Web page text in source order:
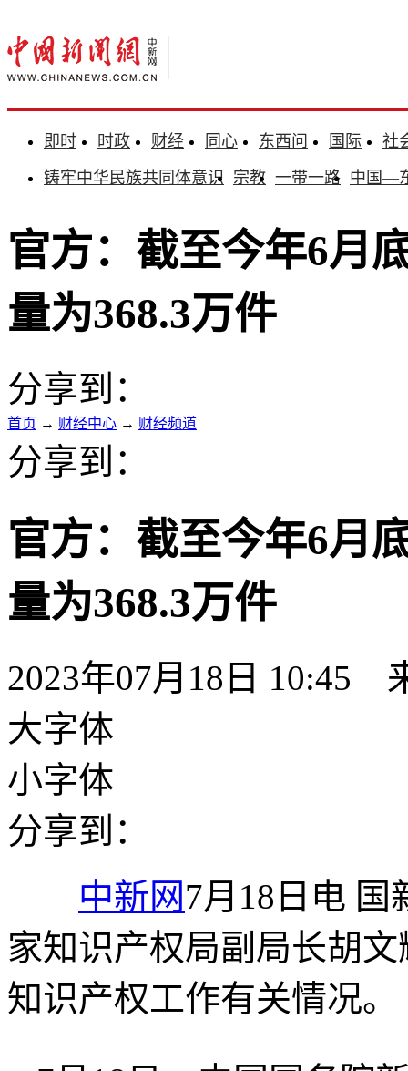
即时 时政 财经 同心 东西问 国际
社
铸牢中华民族共同体意识 宗教 一带一路 中国—
官方：截至今年6月
量为368.3万件
分享到：
首页 → 财经中心 → 财经频道
分享到：
官方：截至今年6月
量为368.3万件
2023年07月18日 10:45
大字体
小字体
分享到：
中新网7月18日电 国
家知识产权局副局长胡
知识产权工作有关情况。